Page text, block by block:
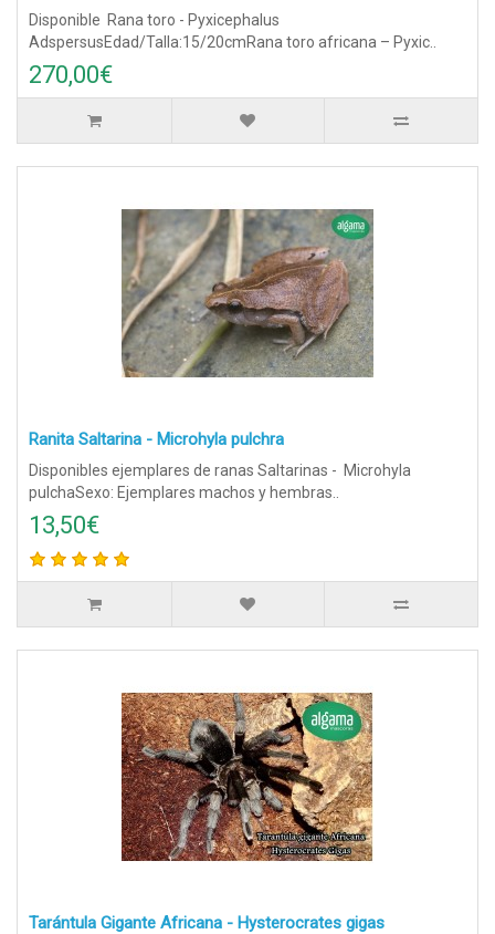
Disponible Rana toro - Pyxicephalus
AdspersusEdad/Talla:15/20cmRana toro africana – Pyxic..
270,00€
Ranita Saltarina - Microhyla pulchra
Disponibles ejemplares de ranas Saltarinas - Microhyla
pulchaSexo: Ejemplares machos y hembras..
13,50€
Tarántula Gigante Africana - Hysterocrates gigas